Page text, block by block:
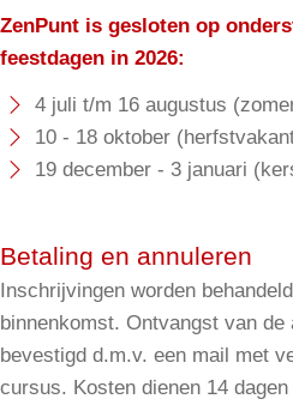
11.50 uur samu/vrij
12.30 uur warme maaltijd
14.30 uur zazen (start
16.00 uur koffie/thee
17.30 uur samu/vrij
18.00 uur broodmaaltijd
19.00 uur zazen
20.00 uur thee
ZenPunt is gesloten op
feestdagen in 2026:
4 juli t/m 16 augustus
10 - 18 oktober
19 december - 3 januari
Betaling en annuleren
Inschrijvingen worden
binnenkomst. Ontvangst van de
bevestigd d.m.v. een mail met
cursus. Kosten dienen 14